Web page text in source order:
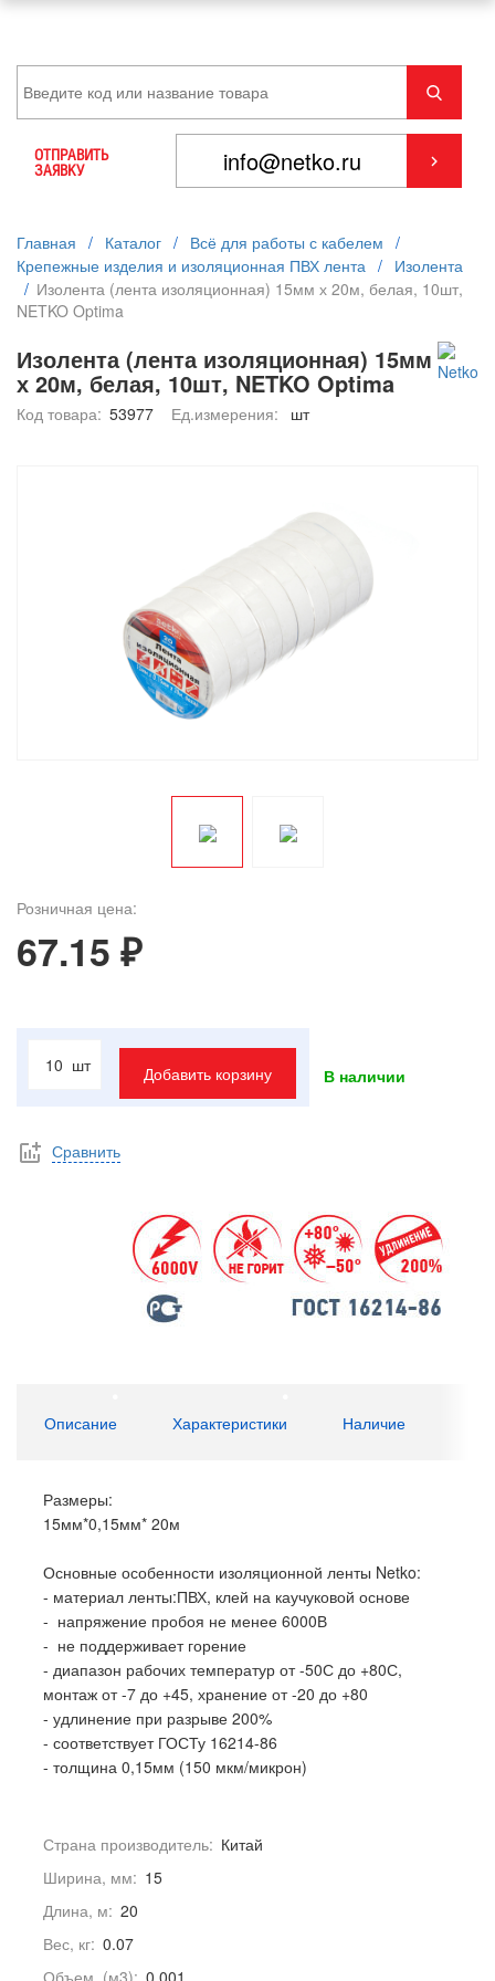
ОТПРАВИТЬ
ЗАЯВКУ
Главная / Каталог / Всё для работы с кабелем /
Крепежные изделия и изоляционная ПВХ лента / Изолента
/ Изолента (лента изоляционная) 15мм х 20м, белая, 10шт,
NETKO Optima
Изолента (лента изоляционная) 15мм
х 20м, белая, 10шт, NETKO Optima
Код товара: 53977 Ед.измерения: шт
Розничная цена:
67.15 ₽
шт Добавить корзину В наличии
Сравнить
Описание Характеристики Наличие
Размеры:
15мм*0,15мм* 20м
Основные особенности изоляционной ленты Netko:
- материал ленты:ПВХ, клей на каучуковой основе
- напряжение пробоя не менее 6000В
- не поддерживает горение
- диапазон рабочих температур от -50С до +80С,
монтаж от -7 до +45, хранение от -20 до +80
- удлинение при разрыве 200%
- соответствует ГОСТу 16214-86
- толщина 0,15мм (150 мкм/микрон)
Страна производитель: Китай
Ширина, мм: 15
Длина, м: 20
Вес, кг: 0.07